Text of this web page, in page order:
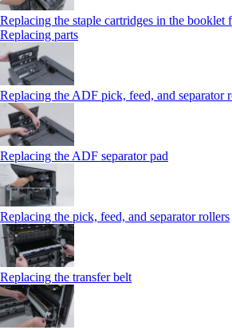
Replacing the staple cartridges in the booklet
Replacing parts
Replacing the ADF pick, feed, and separator
Replacing the ADF separator pad
Replacing the pick, feed, and separator rollers
Replacing the transfer belt